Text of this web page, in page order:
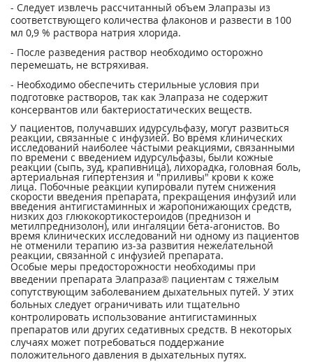
- Следует извлечь рассчитанный объем Элапразы из
соответствующего количества флаконов и развести в 100
мл 0,9 % раствора натрия хлорида.
- После разведения раствор необходимо осторожно
перемешать, не встряхивая.
- Необходимо обеспечить стерильные условия при
подготовке растворов, так как Элапраза не содержит
консервантов или бактериостатических веществ.
У пациентов, получавших идурсульфазу, могут развиться
реакции, связанные с инфузией. Во время клинических
исследований наиболее частыми реакциями, связанными
по времени с введением идурсульфазы, были кожные
реакции (сыпь, зуд, крапивница), лихорадка, головная боль,
артериальная гипертензия и "приливы" крови к коже
лица. Побочные реакции купировали путем снижения
скорости введения препарата, прекращения инфузий или
введения антигистаминных и жаропонижающих средств,
низких доз глюкокортикостероидов (преднизон и
метилпреднизолон), или ингаляции бета-агонистов. Во
время клинических исследований ни одному из пациентов
не отменили терапию из-за развития нежелательной
реакции, связанной с инфузией препарата.
Особые меры предосторожности необходимы при
введении препарата Элапраза® пациентам с тяжелым
сопутствующим заболеванием дыхательных путей. У этих
больных следует ограничивать или тщательно
контролировать использование антигистаминных
препаратов или других седативных средств. В некоторых
случаях может потребоваться поддержание
положительного давления в дыхательных путях.